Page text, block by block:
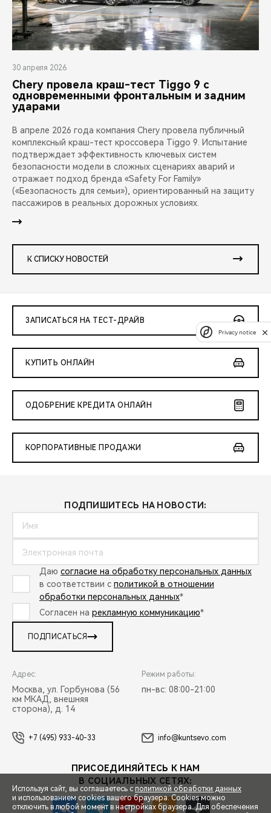
30 апреля 2026
Chery провела краш-тест Tiggo 9 с
одновременными фронтальным и задним
ударами
В апреле 2026 года компания Chery провела публичный
комплексный краш-тест кроссовера Tiggo 9. Испытание
подтверждает эффективность ключевых систем
безопасности модели в сложных сценариях аварий и
отражает подход бренда «Safety For Family»
(«Безопасность для семьи»), ориентированный на защиту
пассажиров в реальных дорожных условиях.
К СПИСКУ НОВОСТЕЙ
ЗАПИСАТЬСЯ НА ТЕСТ-ДРАЙВ
КУПИТЬ ОНЛАЙН
ОДОБРЕНИЕ КРЕДИТА ОНЛАЙН
КОРПОРАТИВНЫЕ ПРОДАЖИ
ПОДПИШИТЕСЬ НА НОВОСТИ:
Даю согласие на обработку персональных данных
в соответствии с политикой в отношении
обработки персональных данных*
Согласен на рекламную коммуникацию*
ПОДПИСАТЬСЯ
Адрес:
Москва, ул. Горбунова (56
км МКАД, внешняя
сторона), д. 14
Режим работы:
пн-вс: 08:00-21:00
+7 (495) 933-40-33 info@kuntsevo.com
ПРИСОЕДИНЯЙТЕСЬ К НАМ
В СОЦИАЛЬНЫХ СЕТЯХ:
Используя сайт, вы соглашаетесь с политикой обработки данных
и использованием cookies вашего браузера. Cookies можно
отключить в любой момент в настройках браузера. Для обеспечения
Privacy notice